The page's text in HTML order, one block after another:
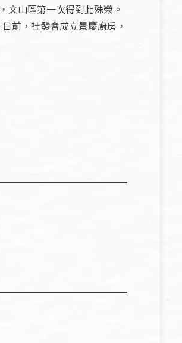
文山區第一次得到此殊榮。
前，社發會成立景慶廚房，